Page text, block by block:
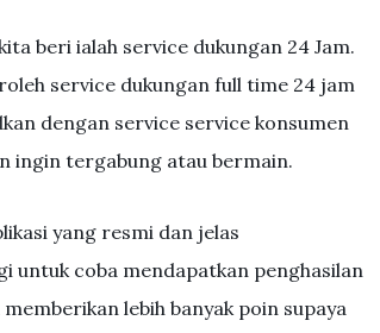
beri ialah service dukungan 24 Jam.
service dukungan full time 24 jam
dengan service service konsumen
ingin tergabung atau bermain.
yang resmi dan jelas
untuk coba mendapatkan penghasilan
lebih banyak poin supaya